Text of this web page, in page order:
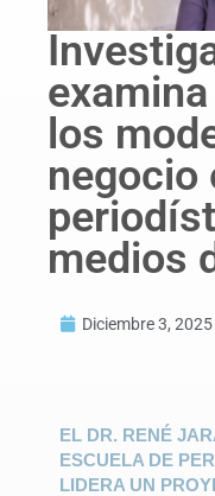
los
negocio
medios
Diciembre 3, 2025
EL DR. RENÉ
ESCUELA DE
LIDERA UN